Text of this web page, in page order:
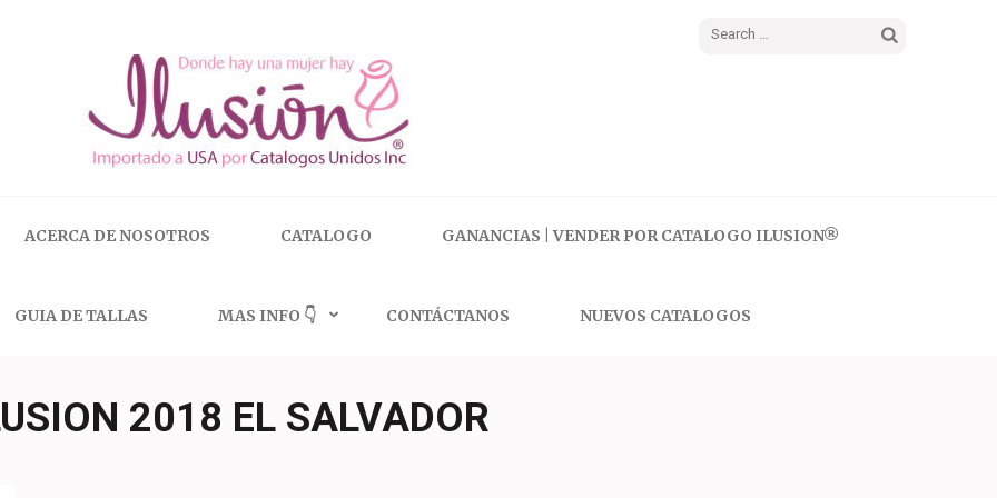
Search
ACERCA DE NOSOTROS CATALOGO GANANCIAS | VENDER POR CATALOGO ILUSION®
GUIA DE TALLAS MAS INFO 👇 CONTÁCTANOS NUEVOS CATALOGOS
2018 EL SALVADOR